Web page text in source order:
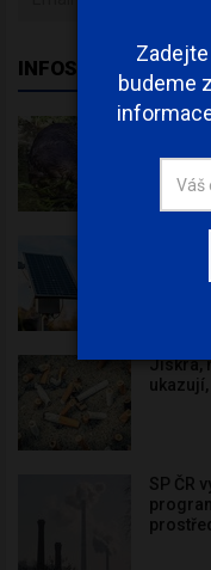
INFOSERVIS
ČEZ v
Jiskra,
SP ČR
budeme